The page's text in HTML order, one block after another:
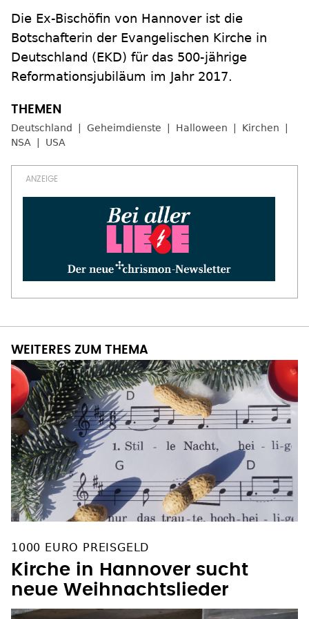
Die Ex-Bischöfin von Hannover ist die
Botschafterin der Evangelischen Kirche in
Deutschland (EKD) für das 500-jährige
Reformationsjubiläum im Jahr 2017.
Deutschland Geheimdienste Halloween
Kirchen
NSA
USA
WEITERES ZUM THEMA
1000 EURO PREISGELD
Kirche in Hannover sucht
neue Weihnachtslieder